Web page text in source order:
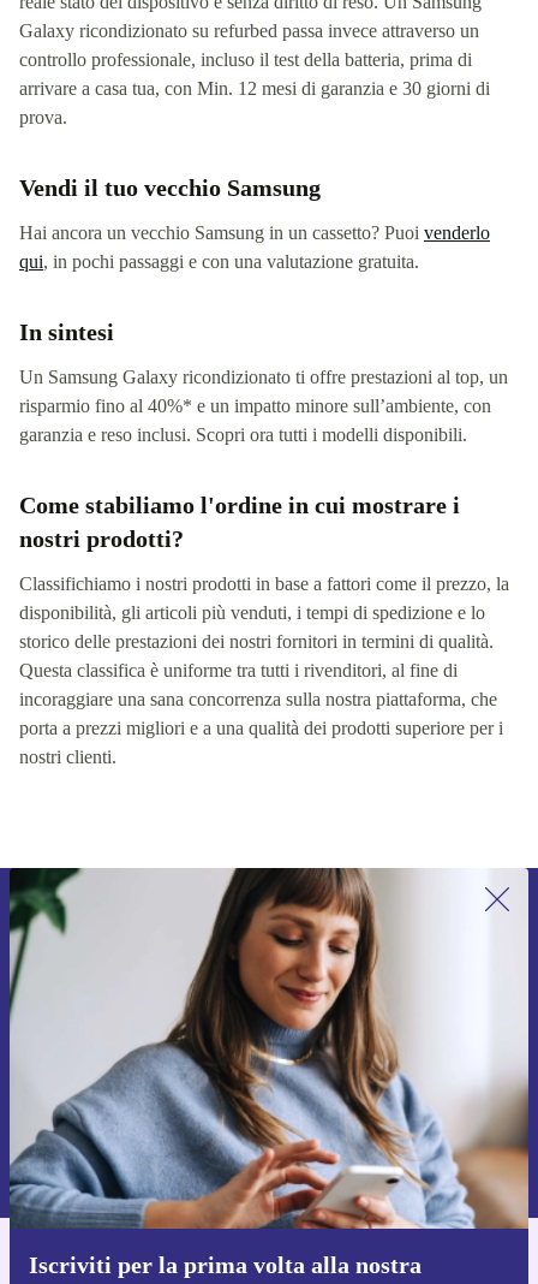
Galaxy ricondizionato su refurbed passa invece attraverso un
controllo professionale, incluso il test della batteria, prima di
arrivare a casa tua, con Min. 12 mesi di garanzia e 30 giorni di
prova.
Vendi il tuo vecchio Samsung
Hai ancora un vecchio Samsung in un cassetto? Puoi venderlo
qui, in pochi passaggi e con una valutazione gratuita.
In sintesi
Un Samsung Galaxy ricondizionato ti offre prestazioni al top, un
risparmio fino al 40%* e un impatto minore sull’ambiente, con
garanzia e reso inclusi. Scopri ora tutti i modelli disponibili.
Come stabiliamo l'ordine in cui mostrare i
nostri prodotti?
Classifichiamo i nostri prodotti in base a fattori come il prezzo, la
disponibilità, gli articoli più venduti, i tempi di spedizione e lo
storico delle prestazioni dei nostri fornitori in termini di qualità.
Questa classifica è uniforme tra tutti i rivenditori, al fine di
incoraggiare una sana concorrenza sulla nostra piattaforma, che
porta a prezzi migliori e a una qualità dei prodotti superiore per i
nostri clienti.
Iscriviti per la prima volta alla nostra
Iscriviti per la prima volta alla nostra
newsletter e ottieni 15€ di sconto!
Non farti più scappare le migliori offerte.
Richiedi codice sconto
Per maggiori informazioni sull’uso dei dati personali, visita la nostra
Normativa sulla privacy
Scarica l'app di refurbed